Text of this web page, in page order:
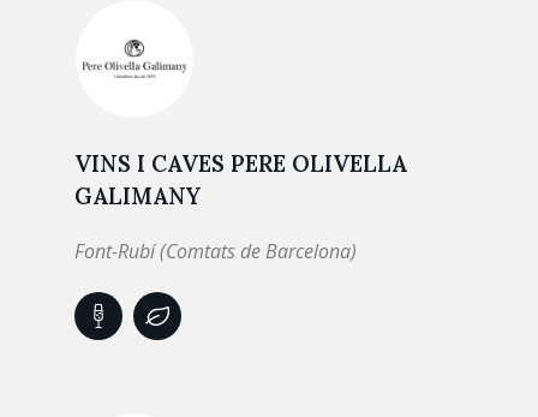
VINS I CAVES PERE OLIVELLA
GALIMANY
Font-Rubí (Comtats de Barcelona)